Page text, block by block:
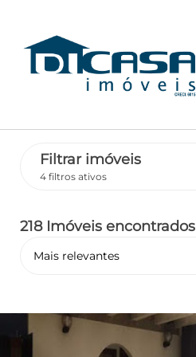
Filtrar imóveis
4 filtros ativos
218 Imóveis encontrados
Mais relevantes